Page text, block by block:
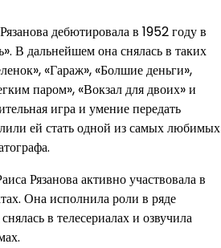
дебютировала в 1952 году в
В дальнейшем она снялась в таких
«Гараж», «Болшие деньги»,
паром», «Вокзал для двоих» и
игра и умение передать
ей стать одной из самых любимых
Рязанова активно участвовала в
Она исполнила роли в ряде
в телесериалах и озвучила